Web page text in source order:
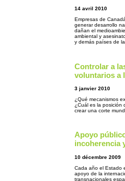
14 avril 2010
Empresas de
generar desarrollo
dañan el
ambiental y
y demás países de
Controlar a
voluntarios a
3 janvier 2010
¿Qué mecanismos
¿Cuál es la posición
crear una corte
Apoyo
incoherencia
10 décembre 2009
Cada año el Estado
apoyo de la
transnacionales